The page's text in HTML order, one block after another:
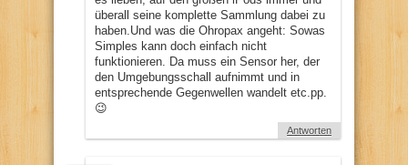
überall seine komplette Sammlung dabei zu
haben.Und was die Ohropax angeht: Sowas
Simples kann doch einfach nicht
funktionieren. Da muss ein Sensor her, der
den Umgebungsschall aufnimmt und in
entsprechende Gegenwellen wandelt etc.pp.
😉
Antworten